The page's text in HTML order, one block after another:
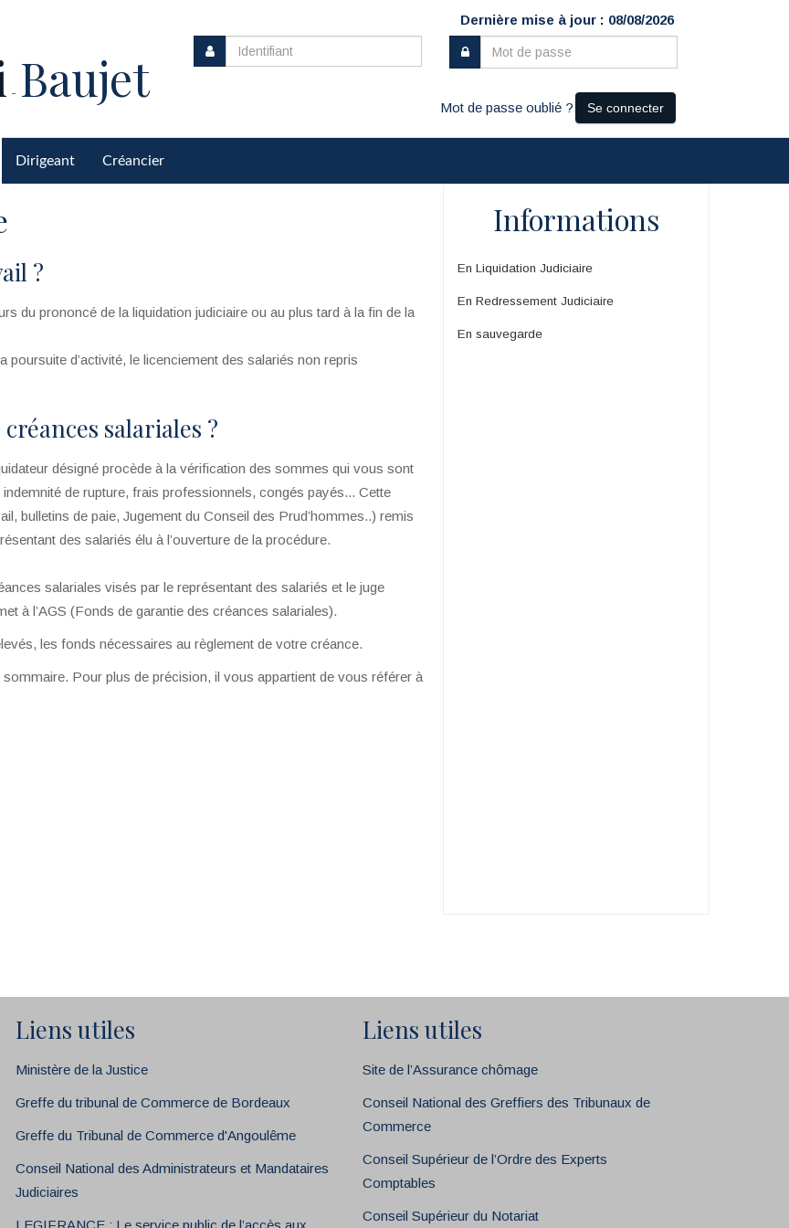
- Baujet
Dernière mise à jour : 08/08/2026
Mot de passe oublié ? Se connecter
Dirigeant Créancier
?
du prononcé de la liquidation judiciaire ou au plus tard à la fin de la
poursuite d’activité, le licenciement des salariés non repris
salariales ?
désigné procède à la vérification des sommes qui vous sont
de rupture, frais professionnels, congés payés... Cette
bulletins de paie, Jugement du Conseil des Prud’hommes..) remis
des salariés élu à l’ouverture de la procédure.
salariales visés par le représentant des salariés et le juge
à l’AGS (Fonds de garantie des créances salariales).
les fonds nécessaires au règlement de votre créance.
Pour plus de précision, il vous appartient de vous référer à
Informations
En Liquidation Judiciaire
En Redressement Judiciaire
En sauvegarde
Liens utiles
Ministère de la Justice
Greffe du tribunal de Commerce de Bordeaux
Greffe du Tribunal de Commerce d'Angoulême
Conseil National des Administrateurs et Mandataires
Judiciaires
LEGIFRANCE : Le service public de l’accès aux
Liens utiles
Site de l’Assurance chômage
Conseil National des Greffiers des Tribunaux de
Commerce
Conseil Supérieur de l’Ordre des Experts
Comptables
Conseil Supérieur du Notariat